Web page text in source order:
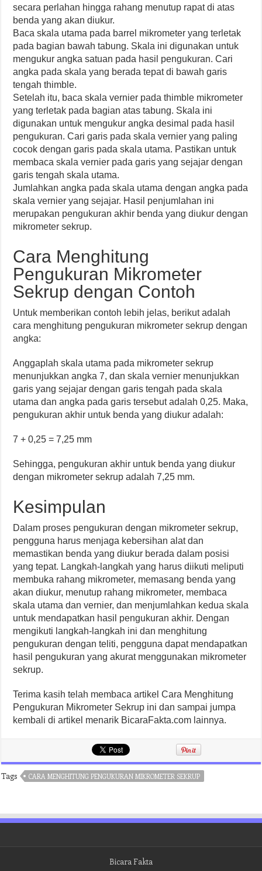
secara perlahan hingga rahang menutup rapat di atas
benda yang akan diukur.
Baca skala utama pada barrel mikrometer yang terletak
pada bagian bawah tabung. Skala ini digunakan untuk
mengukur angka satuan pada hasil pengukuran. Cari
angka pada skala yang berada tepat di bawah garis
tengah thimble.
Setelah itu, baca skala vernier pada thimble mikrometer
yang terletak pada bagian atas tabung. Skala ini
digunakan untuk mengukur angka desimal pada hasil
pengukuran. Cari garis pada skala vernier yang paling
cocok dengan garis pada skala utama. Pastikan untuk
membaca skala vernier pada garis yang sejajar dengan
garis tengah skala utama.
Jumlahkan angka pada skala utama dengan angka pada
skala vernier yang sejajar. Hasil penjumlahan ini
merupakan pengukuran akhir benda yang diukur dengan
mikrometer sekrup.
Cara Menghitung
Pengukuran Mikrometer
Sekrup dengan Contoh
Untuk memberikan contoh lebih jelas, berikut adalah
cara menghitung pengukuran mikrometer sekrup dengan
angka:
Anggaplah skala utama pada mikrometer sekrup
menunjukkan angka 7, dan skala vernier menunjukkan
garis yang sejajar dengan garis tengah pada skala
utama dan angka pada garis tersebut adalah 0,25. Maka,
pengukuran akhir untuk benda yang diukur adalah:
7 + 0,25 = 7,25 mm
Sehingga, pengukuran akhir untuk benda yang diukur
dengan mikrometer sekrup adalah 7,25 mm.
Kesimpulan
Dalam proses pengukuran dengan mikrometer sekrup,
pengguna harus menjaga kebersihan alat dan
memastikan benda yang diukur berada dalam posisi
yang tepat. Langkah-langkah yang harus diikuti meliputi
membuka rahang mikrometer, memasang benda yang
akan diukur, menutup rahang mikrometer, membaca
skala utama dan vernier, dan menjumlahkan kedua skala
untuk mendapatkan hasil pengukuran akhir. Dengan
mengikuti langkah-langkah ini dan menghitung
pengukuran dengan teliti, pengguna dapat mendapatkan
hasil pengukuran yang akurat menggunakan mikrometer
sekrup.
Terima kasih telah membaca artikel Cara Menghitung
Pengukuran Mikrometer Sekrup ini dan sampai jumpa
kembali di artikel menarik BicaraFakta.com lainnya.
Tags CARA MENGHITUNG PENGUKURAN MIKROMETER SEKRUP
Bicara Fakta